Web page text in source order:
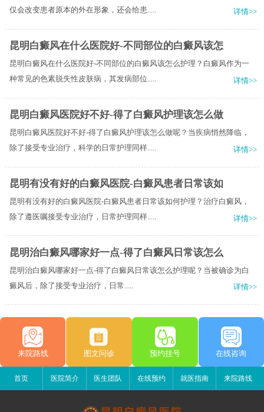
仅会改变患者原本的外在形象，还会给患.....
详情>>
昆明白癜风在什么医院好-不同部位的白癜风该怎
昆明白癜风在什么医院好-不同部位的白癜风该怎么护理？白癜风作为一
种常见的色素脱失性皮肤病，其发病部位.....
详情>>
昆明白癜风医院好不好-得了白癜风护理该怎么做
昆明白癜风医院好不好-得了白癜风护理该怎么做呢？当疾病悄然降临，
除了接受专业治疗，科学的日常护理同样.....
详情>>
昆明有没有好的白癜风医院-白癜风患者日常该如
昆明有没有好的白癜风医院-白癜风患者日常该如何护理？治疗白癜风，
除了遵医嘱接受专业治疗，日常护理同样.....
详情>>
昆明治白癜风哪家好一点-得了白癜风日常该怎么
昆明治白癜风哪家好一点-得了白癜风日常该怎么护理呢？​当被确诊为白
癜风后，除了接受专业治疗，日常.....
详情>>
来院路线 图文问诊 预约挂号 在线咨询
首页 医院简介 医生团队 在线预约 就医指南 来院路线